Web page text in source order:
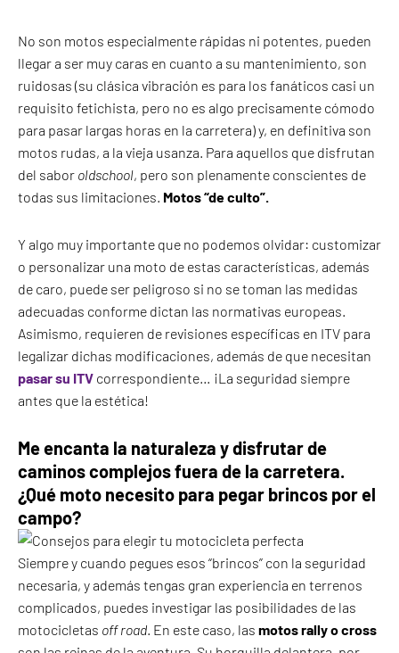
No son motos especialmente rápidas ni potentes, pueden
llegar a ser muy caras en cuanto a su mantenimiento, son
ruidosas (su clásica vibración es para los fanáticos casi un
requisito fetichista, pero no es algo precisamente cómodo
para pasar largas horas en la carretera) y, en definitiva son
motos rudas, a la vieja usanza. Para aquellos que disfrutan
del sabor oldschool, pero son plenamente conscientes de
todas sus limitaciones. Motos “de culto”.
Y algo muy importante que no podemos olvidar: customizar
o personalizar una moto de estas características, además
de caro, puede ser peligroso si no se toman las medidas
adecuadas conforme dictan las normativas europeas.
Asimismo, requieren de revisiones específicas en ITV para
legalizar dichas modificaciones, además de que necesitan
pasar su ITV correspondiente… ¡La seguridad siempre
antes que la estética!
Me encanta la naturaleza y disfrutar de
caminos complejos fuera de la carretera.
¿Qué moto necesito para pegar brincos por el
campo?
Siempre y cuando pegues esos “brincos” con la seguridad
necesaria, y además tengas gran experiencia en terrenos
complicados, puedes investigar las posibilidades de las
motocicletas off road. En este caso, las motos rally o cross